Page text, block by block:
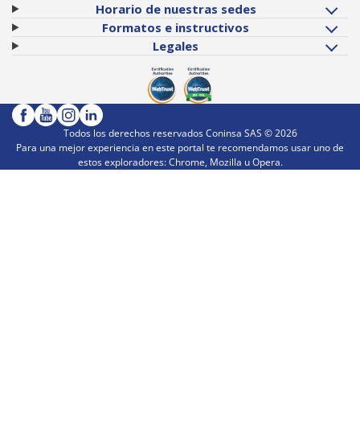
Horario de nuestras sedes
Formatos e instructivos
Legales
Todos los derechos reservados Coninsa SAS ©2026
Para una mejor experiencia en este portal te recomendamos usar uno de
estos exploradores: Chrome, Mozilla u Opera.